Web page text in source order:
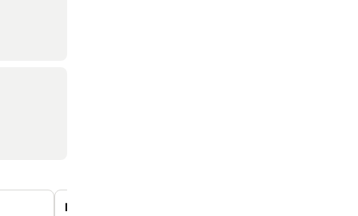
Entrega de desayuno en la habitación